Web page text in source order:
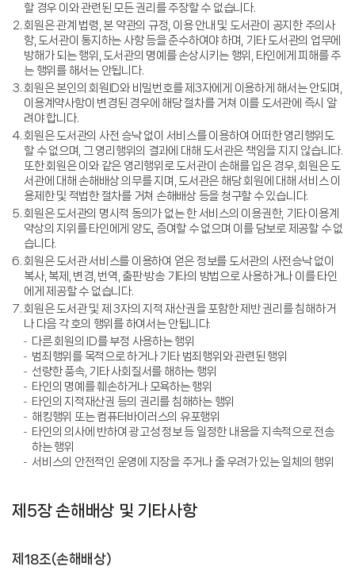
할 경우 이와 관련된 모든 권리를 주장할 수 없습니다.
회원은 관계 법령, 본 약관의 규정, 이용 안내 및 도서관이 공지한 주의사
항, 도서관이 통지하는 사항 등을 준수하여야 하며, 기타 도서관의 업무에
방해가 되는 행위, 도서관의 명예를 손상시키는 행위, 타인에게 피해를 주
는 행위를 해서는 안됩니다.
회원은 본인의 회원ID와 비밀번호를 제3자에게 이용하게 해서는 안되며,
이용계약사항이 변경된 경우에 해당 절차를 거쳐 이를 도서관에 즉시 알
려야 합니다.
회원은 도서관의 사전 승낙 없이 서비스를 이용하여 어떠한 영리행위도
할 수 없으며, 그 영리행위의 결과에 대해 도서관은 책임을 지지 않습니다.
또한 회원은 이와 같은 영리행위로 도서관이 손해를 입은 경우, 회원은 도
서관에 대해 손해배상 의무를 지며, 도서관은 해당 회원에 대해 서비스 이
용제한 및 적법한 절차를 거쳐 손해배상 등을 청구할 수 있습니다.
회원은 도서관의 명시적 동의가 없는 한 서비스의 이용권한, 기타 이용계
약상의 지위를 타인에게 양도, 증여할 수 없으며 이를 담보로 제공할 수 없
습니다.
회원은 도서관 서비스를 이용하여 얻은 정보를 도서관의 사전승낙 없이
복사, 복제, 변경, 번역, 출판·방송 기타의 방법으로 사용하거나 이를 타인
에게 제공할 수 없습니다.
회원은 도서관 및 제 3자의 지적 재산권을 포함한 제반 권리를 침해하거
나 다음 각 호의 행위를 하여서는 안됩니다.
다른 회원의 ID를 부정 사용하는 행위
범죄행위를 목적으로 하거나 기타 범죄행위와 관련된 행위
선량한 풍속, 기타 사회질서를 해하는 행위
타인의 명예를 훼손하거나 모욕하는 행위
타인의 지적재산권 등의 권리를 침해하는 행위
해킹행위 또는 컴퓨터바이러스의 유포행위
타인의 의사에 반하여 광고성 정보 등 일정한 내용을 지속적으로 전송
하는 행위
서비스의 안전적인 운영에 지장을 주거나 줄 우려가 있는 일체의 행위
제5장 손해배상 및 기타사항
제18조(손해배상)